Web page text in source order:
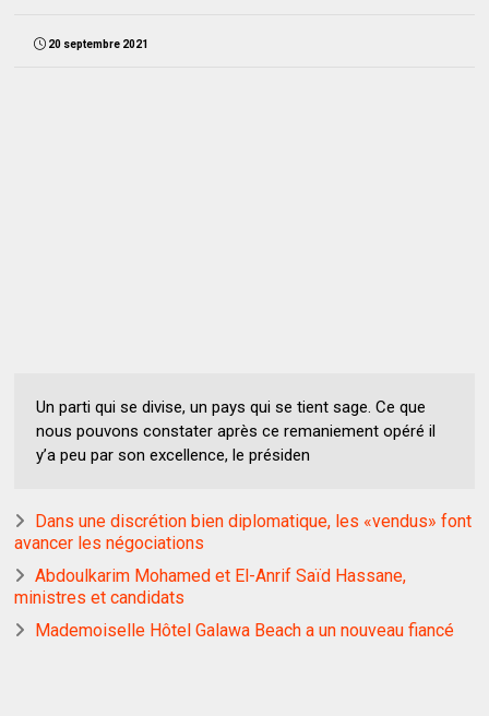
20 septembre 2021
Un parti qui se divise, un pays qui se tient sage. Ce que
nous pouvons constater après ce remaniement opéré il
y’a peu par son excellence, le présiden
Dans une discrétion bien diplomatique, les «vendus» font
avancer les négociations
Abdoulkarim Mohamed et El-Anrif Saïd Hassane,
ministres et candidats
Mademoiselle Hôtel Galawa Beach a un nouveau fiancé